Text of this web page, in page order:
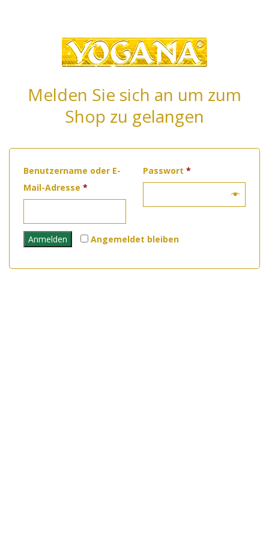
Melden Sie sich an um zum
Shop zu gelangen
Benutzername oder E-
Mail-Adresse *
Passwort*
Angemeldet bleiben
Anmelden